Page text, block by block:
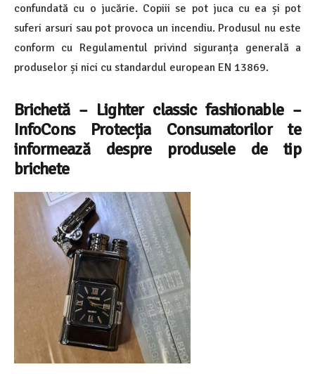
confundată cu o jucărie. Copiii se pot juca cu ea și pot
suferi arsuri sau pot provoca un incendiu. Produsul nu este
conform cu Regulamentul privind siguranța generală a
produselor și nici cu standardul european EN 13869.
Brichetă – Lighter classic fashionable –
InfoCons Protecția Consumatorilor te
informează despre produsele de tip
brichete